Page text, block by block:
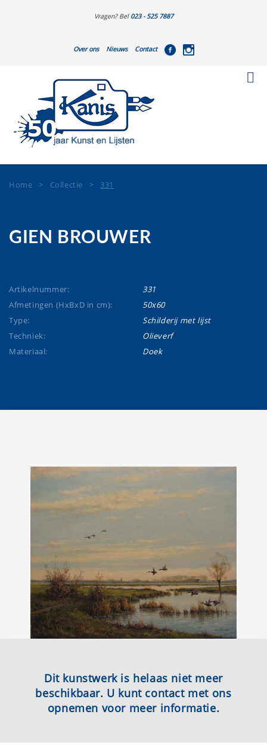
Vragen? Bel 023 - 525 7887
Over ons Nieuws Contact
Home > Collectie > 331
GIEN BROUWER
Artikelnummer:
331
Afmetingen (HxBxD in cm):
50x60
Type:
Schilderij met lijst
Techniek:
Olieverf
Materiaal:
Doek
Dit kunstwerk is helaas niet meer
beschikbaar. U kunt contact met ons
opnemen voor meer informatie.